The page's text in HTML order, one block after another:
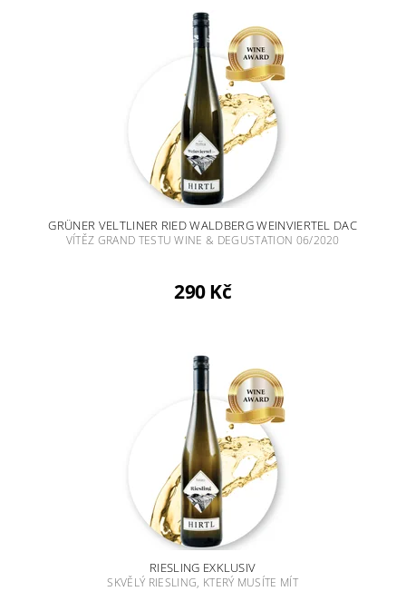
GRÜNER VELTLINER RIED WALDBERG WEINVIERTEL DAC
VÍTĚZ GRAND TESTU WINE & DEGUSTATION 06/2020
290 Kč
RIESLING EXKLUSIV
SKVĚLÝ RIESLING, KTERÝ MUSÍTE MÍT